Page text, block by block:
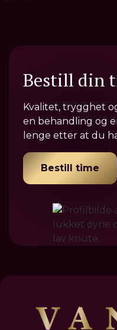
Bestill din
Kvalitet, trygghet
en behandling og
lenge etter at du
Bestill time